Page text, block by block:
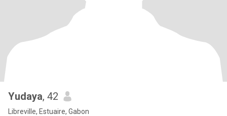
Yudaya, 42
Libreville, Estuaire, Gabon